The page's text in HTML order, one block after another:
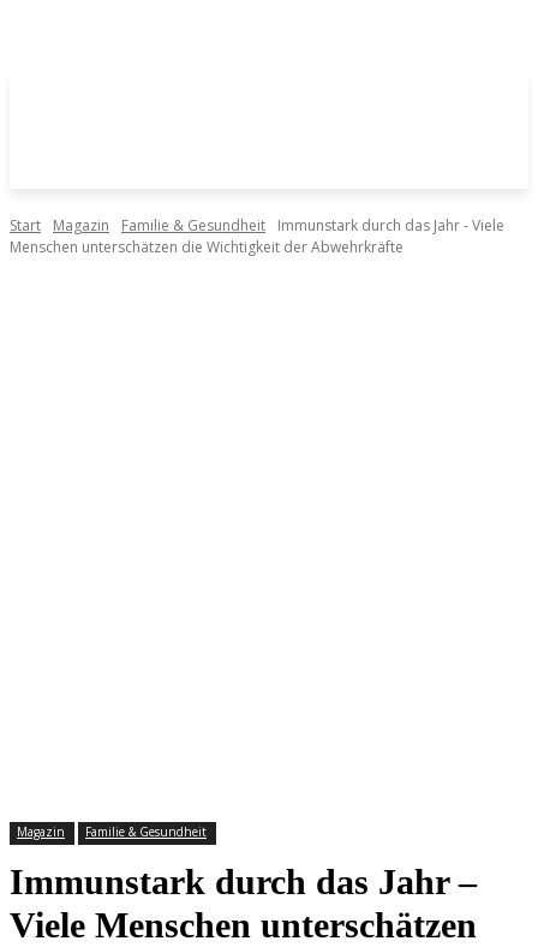
Start Magazin Familie & Gesundheit
Immunstark durch das Jahr - Viele
Menschen unterschätzen die Wichtigkeit der Abwehrkräfte
Magazin Familie & Gesundheit
Immunstark durch das Jahr –
Viele Menschen unterschätzen